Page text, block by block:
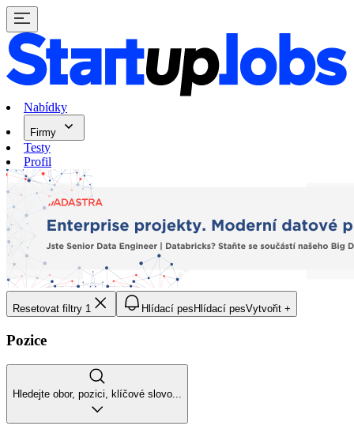
Nabídky
Firmy
Testy
Profil
Resetovat filtry 1 Hlídací pes Hlídací pesVytvořit +
Pozice
Hledejte obor, pozici, klíčové slovo...